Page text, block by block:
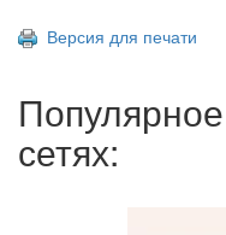
Версия для печати
сетях: